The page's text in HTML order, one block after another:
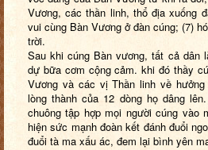
Vương, các thần linh, thổ địa xuống
vui cùng Bàn Vương ở đàn cúng; (7)
trời.
Sau khi cúng Bàn vương, tất cả dân
dự bữa cơm cộng cảm. khi đó thầy
Vương và các vị Thần linh về
lòng thành của 12 dòng họ
chuông tập hợp mọi người cúng vào
hiện sức mạnh đoàn kết đánh đuổi
đuổi tà ma xấu ác, đem lại bình yên